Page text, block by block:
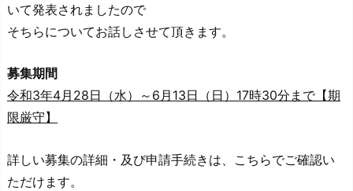
いて発表されましたので
そちらについてお話しさせて頂きます。
募集期間
令和3年4月28日（水）～6月13日（日）17時30分まで【期
限厳守】
詳しい募集の詳細・及び申請手続きは、こちらでご確認い
ただけます。